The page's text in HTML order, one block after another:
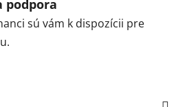
podpora
sú vám k dispozícii pre